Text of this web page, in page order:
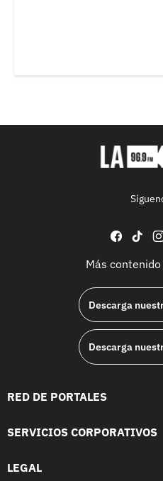
Más contenido
Descarga
Descarga
RED DE PORTALES
SERVICIOS CORPORATIVOS
LEGAL